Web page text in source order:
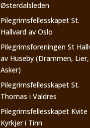
Østerdalsleden
Pilegrimsfellesskapet St.
Hallvard av Oslo
Pilegrimsforeningen St
av Huseby (Drammen, Lier,
Asker)
Pilegrimsfellesskapet St.
Thomas i Valdres
Pilegrimsfellesskapet Kvite
Kyrkjer i Tinn